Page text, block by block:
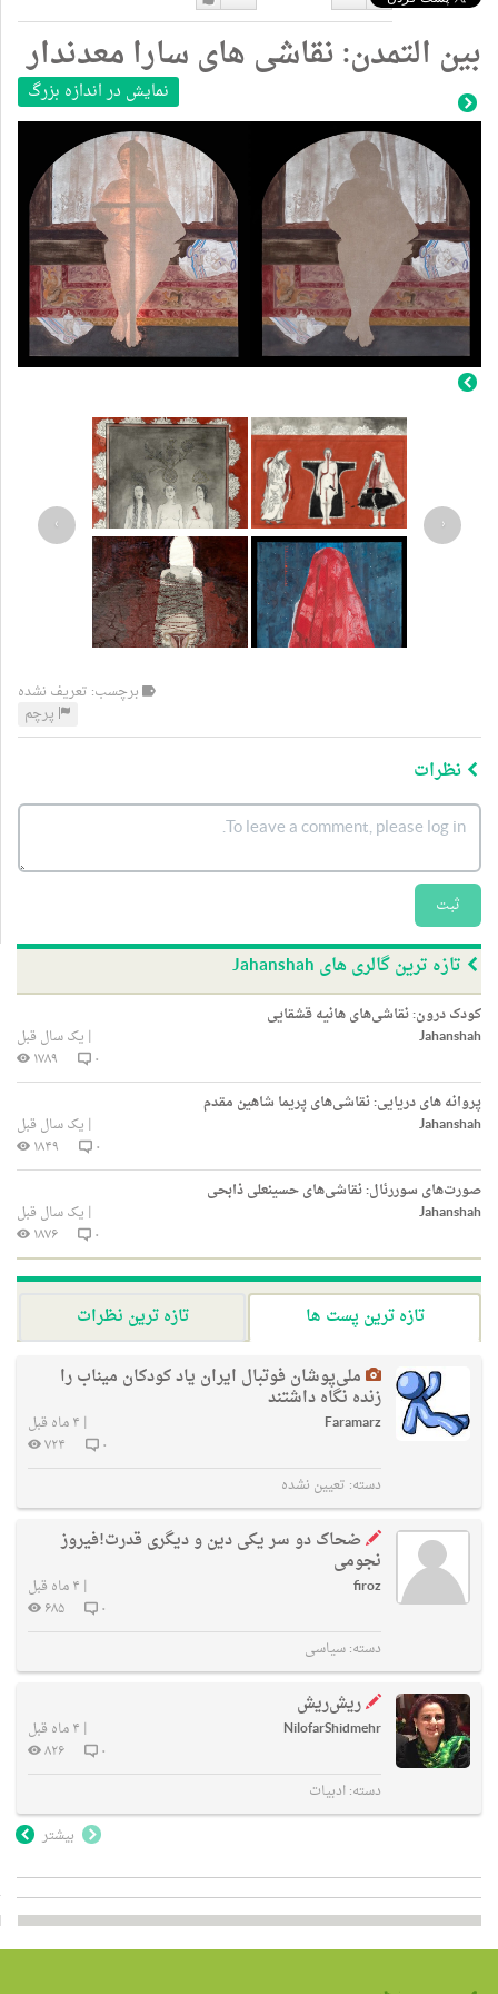
دوست
دارم
دوست
نداشتن
بین التمدن: نقاشی های سارا معدندار
نمایش در اندازه بزرگ
‹
›
برچسب: تعریف نشده
پرچم
نظرات
ثبت
تازه ترین گالری های Jahanshah
کودک درون: نقاشی‌های هانیه قشقایی
Jahanshah
| یک سال قبل
۰
۱۷۸۹
پروانه های دریایی: نقاشی‌های پریما شاهین مقدم
Jahanshah
| یک سال قبل
۰
۱۸۴۹
صورت‌های سوررئال: نقاشی‌های حسینعلی ذابحی
Jahanshah
| یک سال قبل
۰
۱۸۷۶
تازه ترین پست ها
تازه ترین نظرات
ملی‌پوشان فوتبال ایران یاد کودکان میناب را
زنده نگاه داشتند
Faramarz
| ۴ ماه قبل
۰
۷۲۴
دسته: تعیین نشده
ضحاک دو سر یکی دین و دیگری قدرت!فیروز
نجومی
firoz
| ۴ ماه قبل
۰
۶۸۵
دسته:سیاسی
ریش‌ریش
NilofarShidmehr
| ۴ ماه قبل
۰
۸۲۶
دسته:ادبیات
بیشتر